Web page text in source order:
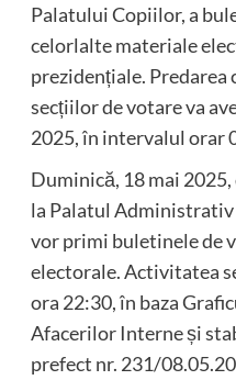
Palatului Copiilor, a
celorlalte materiale
prezidențiale.
secțiilor de votare va
2025, în intervalul orar
Duminică, 18 mai
la Palatul Administrativ
vor primi buletinele de
electorale. Activitatea
ora 22:30, în baza
Afacerilor Interne și
prefect nr. 231/